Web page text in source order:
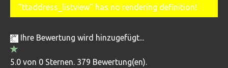
"ttaddress_listview" has no rendering definition!
Ihre Bewertung wird hinzugefügt...
5.0 von 0 Sternen. 379 Bewertung(en).